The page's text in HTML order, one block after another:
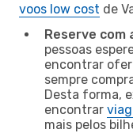
voos low cost de
Reserve com
pessoas
encontrar
sempre
Desta forma,
encontrar
mais pelos